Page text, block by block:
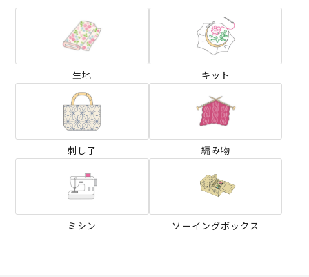
生地 キット
刺し子 編み物
ミシン ソーイングボックス